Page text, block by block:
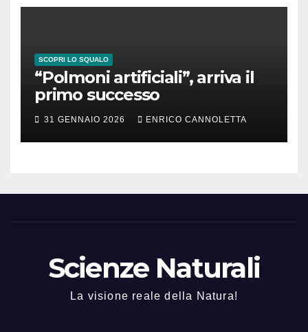
SCOPRI LO SQUALO
“Polmoni artificiali”, arriva il
primo successo
31 GENNAIO 2026 ENRICO CANNOLETTA
Scienze Naturali
La visione reale della Natura!